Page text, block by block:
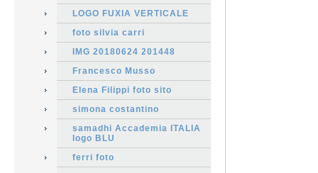
LOGO FUXIA VERTICALE
foto silvia carri
IMG 20180624 201448
Francesco Musso
Elena Filippi foto sito
simona costantino
samadhi Accademia ITALIA
logo BLU
ferri foto